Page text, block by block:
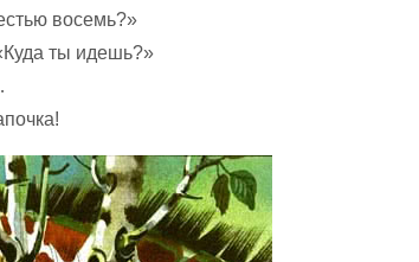
восемь?»
ты идешь?»